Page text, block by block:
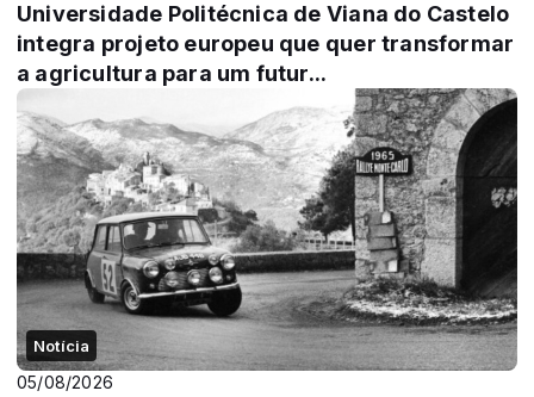
Universidade Politécnica de Viana do Castelo
integra projeto europeu que quer transformar
a agricultura para um futur...
Notícia
05/08/2026